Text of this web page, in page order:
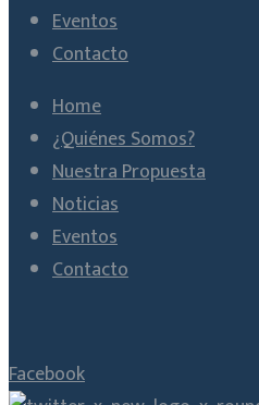
Eventos
Contacto
Home
¿Quiénes Somos?
Nuestra Propuesta
Noticias
Eventos
Contacto
Facebook